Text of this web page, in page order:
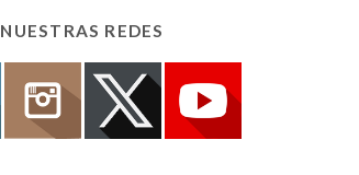
NUESTRAS REDES